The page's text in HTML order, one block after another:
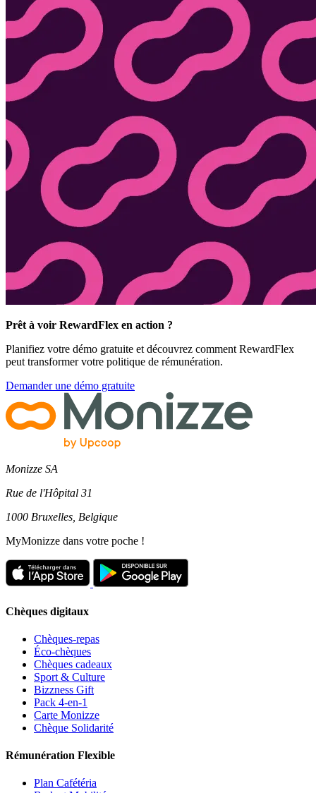
Prêt à voir RewardFlex en action ?
Planifiez votre démo gratuite et découvrez comment RewardFlex
peut transformer votre politique de rémunération.
Demander une démo gratuite
Monizze SA
Rue de l'Hôpital 31
1000 Bruxelles, Belgique
MyMonizze dans votre poche !
Chèques digitaux
Chèques-repas
Éco-chèques
Chèques cadeaux
Sport & Culture
Bizzness Gift
Pack 4-en-1
Carte Monizze
Chèque Solidarité
Rémunération Flexible
Plan Cafétéria